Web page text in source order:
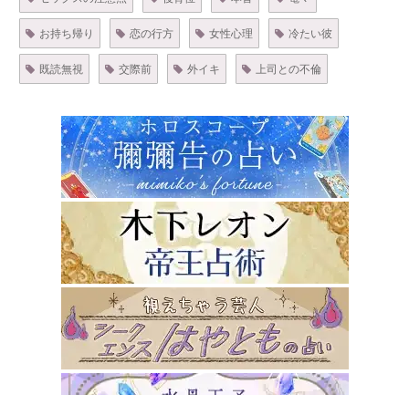
お持ち帰り 恋の行方 女性心理 冷たい彼
既読無視 交際前 外イキ 上司との不倫